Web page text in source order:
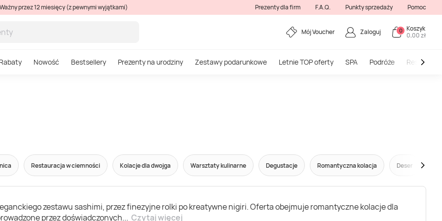
przez 12 miesięcy (z pewnymi wyjątkami) Prezenty dla firm F.A.Q. Punkty sprzedaży Pomoc
Mój Voucher Zaloguj 0 Koszyk
0,00 zł
Nowość Bestsellery Prezenty na urodziny Zestawy podarunkowe Letnie TOP oferty SPA Podróże
Restauracja w ciemności Kolacje dla dwojga Warsztaty kulinarne Degustacje Romantyczna kolacja Deser
zestawu sashimi, przez finezyjne rolki po kreatywne nigiri. Oferta obejmuje romantyczne kolacje dla
przez doświadczonych... Czytaj więcej